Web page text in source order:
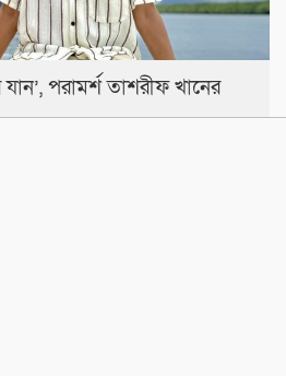
যান’, পরামর্শ তাশরীফ খানের